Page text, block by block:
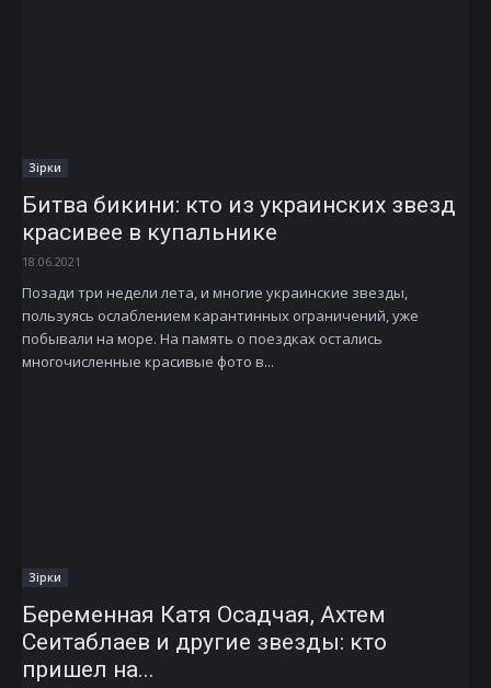
Зірки
Битва бикини: кто из украинских звезд
красивее в купальнике
18.06.2021
Позади три недели лета, и многие украинские звезды,
пользуясь ослаблением карантинных ограничений, уже
побывали на море. На память о поездках остались
многочисленные красивые фото в...
Зірки
Беременная Катя Осадчая, Ахтем
Сеитаблаев и другие звезды: кто
пришел на...